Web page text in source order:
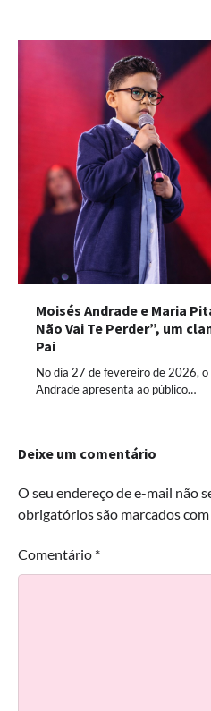
Moisés Andrade e Maria
Não Vai Te Perder”, um
Pai
No dia 27 de fevereiro de 2026,
Andrade apresenta ao público…
Deixe um comentário
O seu endereço de e-mail não
obrigatórios são marcados com
Comentário *